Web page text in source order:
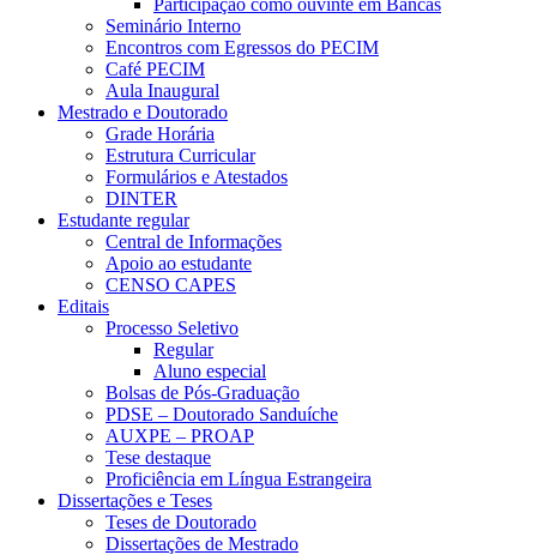
Participação como ouvinte em Bancas
Seminário Interno
Encontros com Egressos do PECIM
Café PECIM
Aula Inaugural
Mestrado e Doutorado
Grade Horária
Estrutura Curricular
Formulários e Atestados
DINTER
Estudante regular
Central de Informações
Apoio ao estudante
CENSO CAPES
Editais
Processo Seletivo
Regular
Aluno especial
Bolsas de Pós-Graduação
PDSE – Doutorado Sanduíche
AUXPE – PROAP
Tese destaque
Proficiência em Língua Estrangeira
Dissertações e Teses
Teses de Doutorado
Dissertações de Mestrado